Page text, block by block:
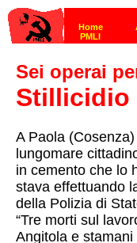
Sei operai
Stillicidio
A Paola
lungomare
in cemento che lo
stava effettuando
della Polizia di
“Tre morti sul
Angitola e